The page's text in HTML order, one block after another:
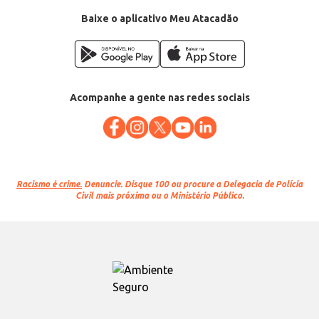
Baixe o aplicativo Meu Atacadão
Acompanhe a gente nas redes sociais
Racismo é crime. Denuncie. Disque 100 ou procure a Delegacia de Polícia
Civil mais próxima ou o Ministério Público.